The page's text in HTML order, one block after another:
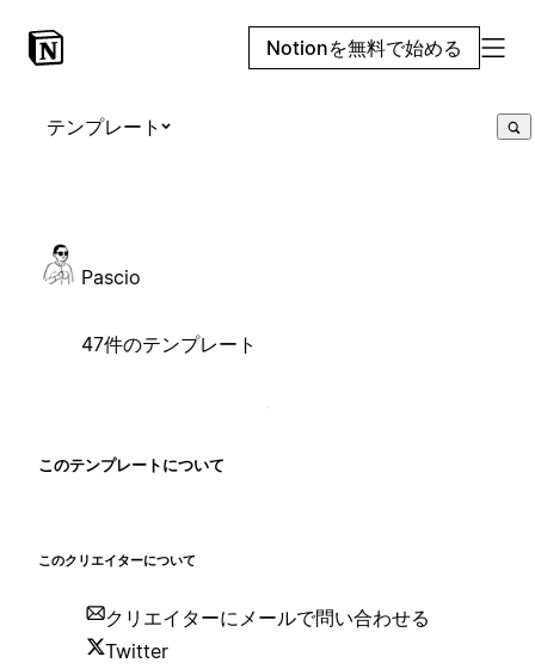
Notionを無料で始める
テンプレート
Pascio
47件のテンプレート
このテンプレートについて
このクリエイターについて
クリエイターにメールで問い合わせる
Twitter